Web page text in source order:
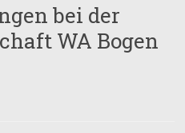
bei der
WA Bogen